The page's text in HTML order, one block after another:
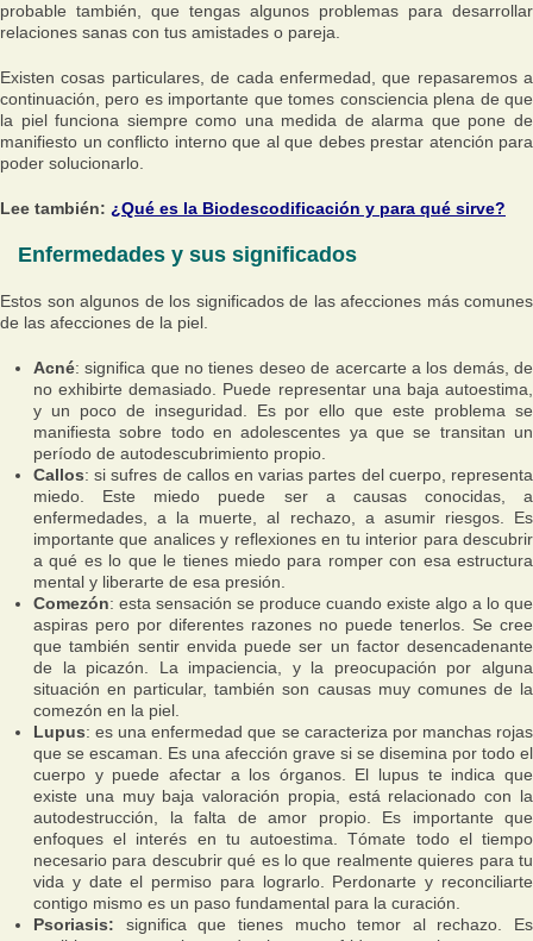
probable también, que tengas algunos problemas para desarrollar
relaciones sanas con tus amistades o pareja.
Existen cosas particulares, de cada enfermedad, que repasaremos a
continuación, pero es importante que tomes consciencia plena de que
la piel funciona siempre como una medida de alarma que pone de
manifiesto un conflicto interno que al que debes prestar atención para
poder solucionarlo.
Lee también: ¿Qué es la Biodescodificación y para qué sirve?
Enfermedades y sus significados
Estos son algunos de los significados de las afecciones más comunes
de las afecciones de la piel.
Acné: significa que no tienes deseo de acercarte a los demás, de
no exhibirte demasiado. Puede representar una baja autoestima,
y un poco de inseguridad. Es por ello que este problema se
manifiesta sobre todo en adolescentes ya que se transitan un
período de autodescubrimiento propio.
Callos: si sufres de callos en varias partes del cuerpo, representa
miedo. Este miedo puede ser a causas conocidas, a
enfermedades, a la muerte, al rechazo, a asumir riesgos. Es
importante que analices y reflexiones en tu interior para descubrir
a qué es lo que le tienes miedo para romper con esa estructura
mental y liberarte de esa presión.
Comezón: esta sensación se produce cuando existe algo a lo que
aspiras pero por diferentes razones no puede tenerlos. Se cree
que también sentir envida puede ser un factor desencadenante
de la picazón. La impaciencia, y la preocupación por alguna
situación en particular, también son causas muy comunes de la
comezón en la piel.
Lupus: es una enfermedad que se caracteriza por manchas rojas
que se escaman. Es una afección grave si se disemina por todo el
cuerpo y puede afectar a los órganos. El lupus te indica que
existe una muy baja valoración propia, está relacionado con la
autodestrucción, la falta de amor propio. Es importante que
enfoques el interés en tu autoestima. Tómate todo el tiempo
necesario para descubrir qué es lo que realmente quieres para tu
vida y date el permiso para lograrlo. Perdonarte y reconciliarte
contigo mismo es un paso fundamental para la curación.
Psoriasis: significa que tienes mucho temor al rechazo. Es